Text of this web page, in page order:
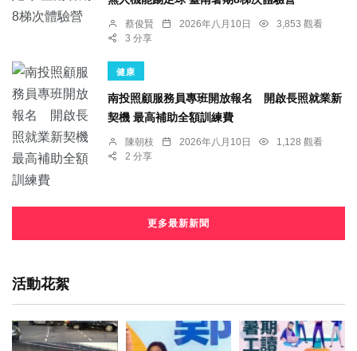
蔡俊賢 2026年八月10日
3,853 觀看
3 分享
健康
南投照顧服務員專班開放報名 開啟長照就業新
契機 最高補助全額訓練費
陳朝枝 2026年八月10日
1,128 觀看
2 分享
更多最新新聞
活動花絮